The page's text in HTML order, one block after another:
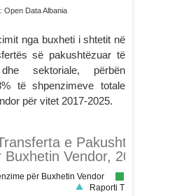
Open Data Albania
nga buxheti i shtetit në
së pakushtëzuar të
dhe sektoriale, përbën
të shpenzimeve totale
për vitet 2017-2025.